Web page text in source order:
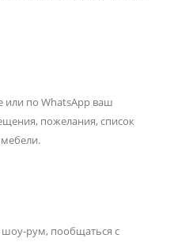
или по WhatsApp ваш
пожелания, список
рум, пообщаться с